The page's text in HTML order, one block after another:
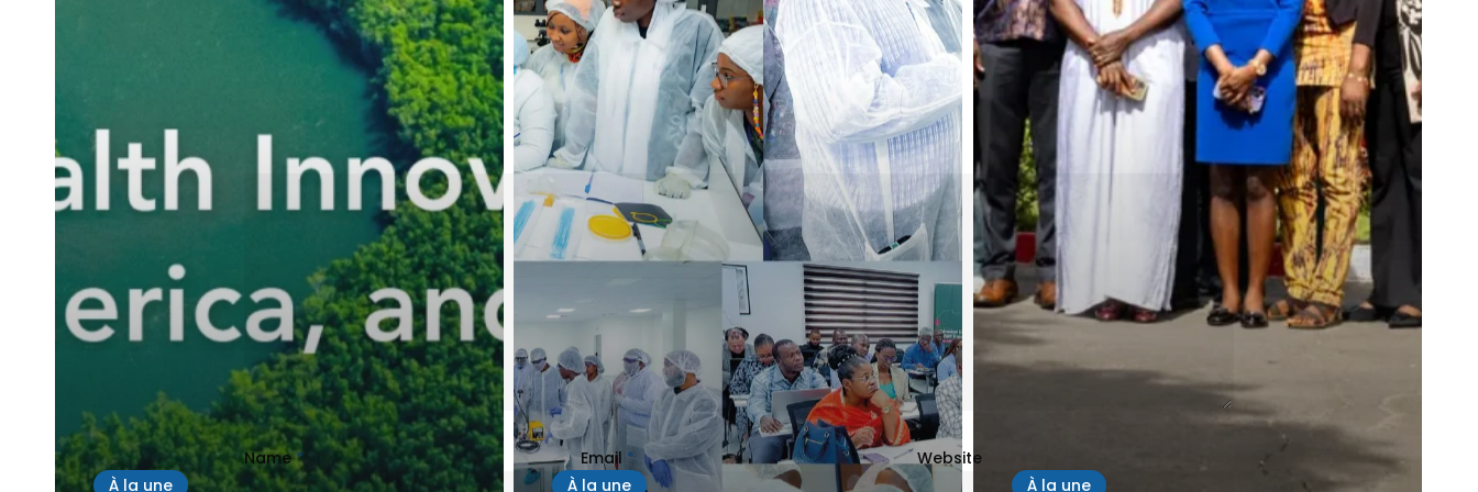
À la une À la une À la une
Leave a Reply
Name* Email * Website